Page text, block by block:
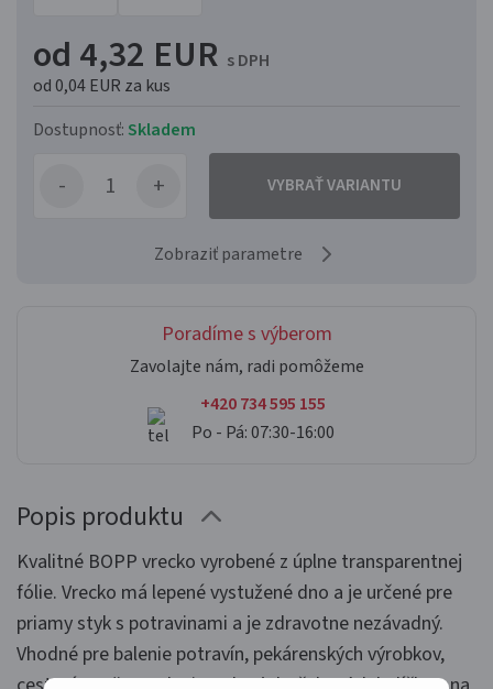
od 4,32 EUR s DPH
od 0,04 EUR za kus
Dostupnosť:Skladem
VYBRAŤ VARIANTU
Zobraziť parametre
Poradíme s výberom
Zavolajte nám, radi pomôžeme
+420 734 595 155
Po - Pá: 07:30-16:00
Popis produktu
Kvalitné BOPP vrecko vyrobené z úplne transparentnej
fólie. Vrecko má lepené vystužené dno a je určené pre
priamy styk s potravinami a je zdravotne nezávadný.
Vhodné pre balenie potravín, pekárenských výrobkov,